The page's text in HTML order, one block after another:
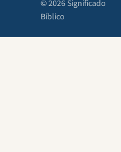
© 2026 Significado
Bíblico